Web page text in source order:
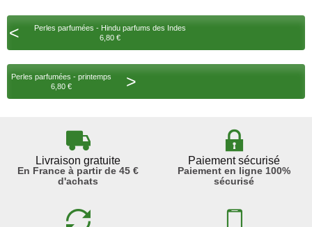
<
Perles parfumées - Hindu parfums des Indes
6,80 €
Perles parfumées - printemps
6,80 €
>
Livraison gratuite
En France à partir de 45 €
d'achats
Paiement sécurisé
Paiement en ligne 100%
sécurisé